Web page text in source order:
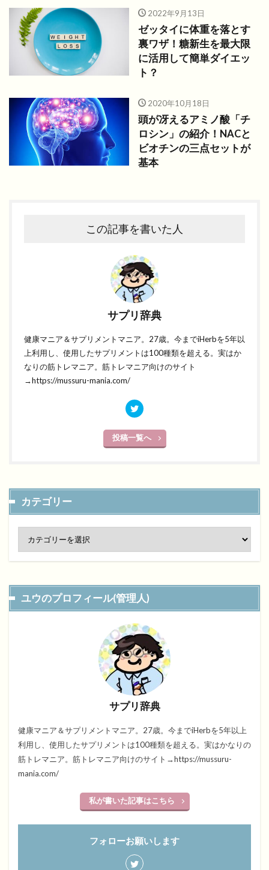
2022年9月13日
ゼッタイに体重を落とす
裏ワザ！糖新生を最大限
に活用して簡単ダイエッ
ト？
2020年10月18日
頭が冴えるアミノ酸「チ
ロシン」の紹介！NACと
ビオチンの三点セットが
基本
この記事を書いた人
サプリ辞典
健康マニア＆サプリメントマニア。27歳。今までiHerbを5年以
上利用し、使用したサプリメントは100種類を超える。実はか
なりの筋トレマニア。筋トレマニア向けのサイト
→https://mussuru-mania.com/
投稿一覧へ
カテゴリー
ユウのプロフィール(管理人)
サプリ辞典
健康マニア＆サプリメントマニア。27歳。今までiHerbを5年以上
利用し、使用したサプリメントは100種類を超える。実はかなりの
筋トレマニア。筋トレマニア向けのサイト→https://mussuru-
mania.com/
私が書いた記事はこちら
フォローお願いします